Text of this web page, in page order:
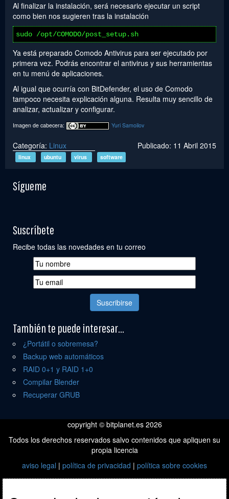
Al finalizar la instalación, será necesario ejecutar un script
como bien nos sugieren tras la instalación
sudo /opt/COMODO/post_setup.sh
Ya está preparado Comodo Antivirus para ser ejecutado por
primera vez. Podrás encontrar el antivirus y sus herramientas
en tu menú de aplicaciones.
Al igual que ocurría con BitDefender, el uso de Comodo
tampoco necesita explicación alguna. Resulta muy sencillo de
analizar, actualizar y configurar.
Imagen de cabecera: Yuri Samoilov
Categoría: Linux Publicado: 11 Abril 2015
linux ubuntu virus software
Sígueme
Suscríbete
Recibe todas las novedades en tu correo
También te puede interesar...
¿Portátil o sobremesa?
Backup web automáticos
RAID 0+1 y RAID 1+0
Compilar Blender
Recuperar GRUB
copyright © bitplanet.es 2026
Todos los derechos reservados salvo contenidos que apliquen su
propia licencia
aviso legal | política de privacidad | política sobre cookies